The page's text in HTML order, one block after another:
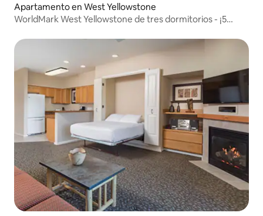
Apartamento en West Yellowstone
WorldMark West Yellowstone de tres dormitorios - ¡5